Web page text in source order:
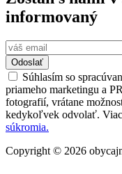
informovaný
Odoslať
Súhlasím so
priameho marketingu a
fotografií, vrátane
kedykoľvek odvolať.
súkromia.
Copyright © 2026